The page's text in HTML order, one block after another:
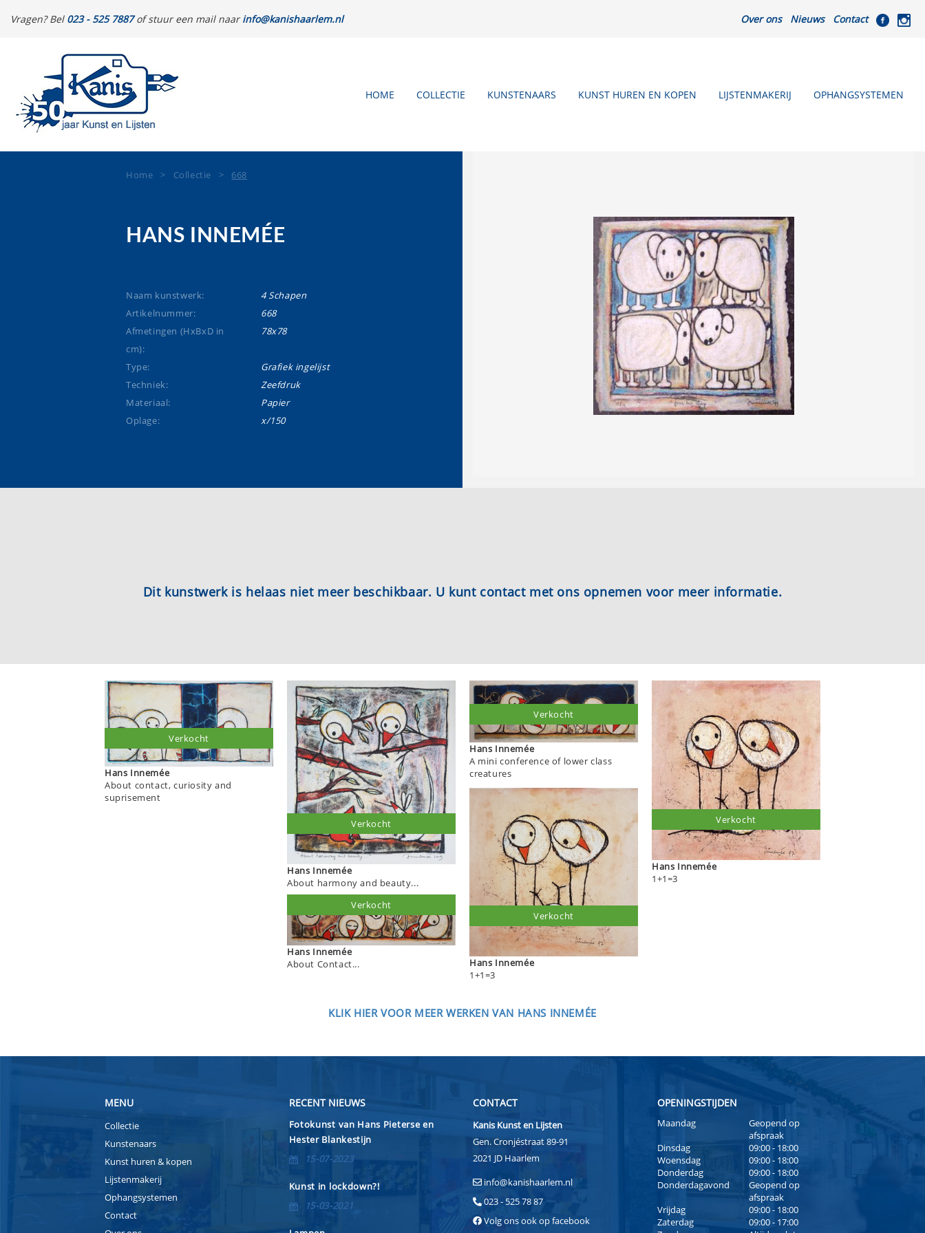
Vragen? Bel 023 - 525 7887of stuur een mail naarinfo@kanishaarlem.nl Over ons Nieuws Contact
HOME COLLECTIE KUNSTENAARS KUNST HUREN EN KOPEN LIJSTENMAKERIJ OPHANGSYSTEMEN
Home > Collectie > 668
HANS INNEMÉE
Naam kunstwerk:
4 Schapen
Artikelnummer:
668
Afmetingen (HxBxD in
cm):
78x78
Type:
Grafiek ingelijst
Techniek:
Zeefdruk
Materiaal:
Papier
Oplage:
x/150
Dit kunstwerk is helaas niet meer beschikbaar. U kunt contact met ons opnemen voor meer informatie.
Hans Innemée
About contact, curiosity and
suprisement
Verkocht
Hans Innemée
About harmony and beauty...
Verkocht
Hans Innemée
About Contact...
Verkocht
Hans Innemée
A mini conference of lower class
creatures
Verkocht
Hans Innemée
1+1=3
Verkocht
Hans Innemée
1+1=3
Verkocht
KLIK HIER VOOR MEER WERKEN VAN HANS INNEMÉE
MENU
Collectie
Kunstenaars
Kunst huren & kopen
Lijstenmakerij
Ophangsystemen
Contact
RECENT NIEUWS
Fotokunst van Hans Pieterse en
Hester Blankestijn
15-07-2023
Kunst in lockdown?!
15-03-2021
CONTACT
Kanis Kunst en Lijsten
Gen. Cronjéstraat 89-91
2021 JD Haarlem
info@kanishaarlem.nl
023 - 525 78 87
Volg ons ook op facebook
OPENINGSTIJDEN
Maandag
Geopend op
afspraak
Dinsdag
09:00 - 18:00
Woensdag
09:00 - 18:00
Donderdag
09:00 - 18:00
Donderdagavond
Geopend op
afspraak
Vrijdag
09:00 - 18:00
Zaterdag
09:00 - 17:00